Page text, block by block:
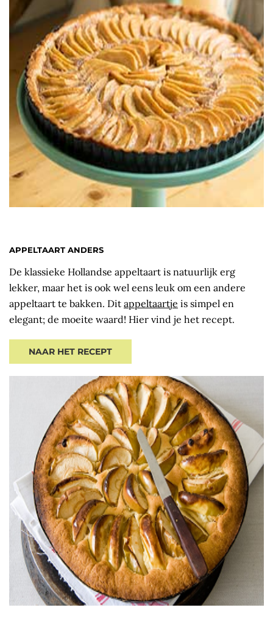
APPELTAART ANDERS
De klassieke Hollandse appeltaart is natuurlijk erg
lekker, maar het is ook wel eens leuk om een andere
appeltaart te bakken. Dit appeltaartje is simpel en
elegant; de moeite waard! Hier vind je het recept.
NAAR HET RECEPT